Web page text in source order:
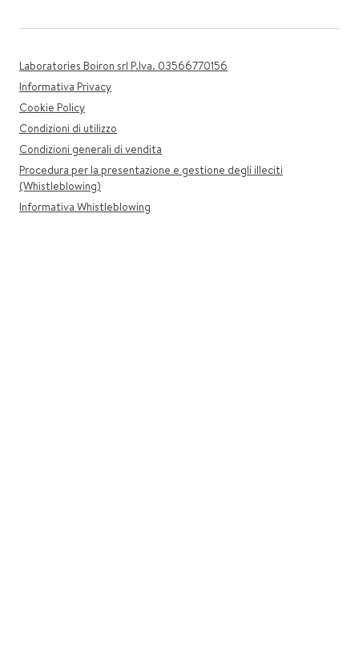
Laboratories Boiron srl P.Iva. 03566770156
Informativa Privacy
Cookie Policy
Condizioni di utilizzo
Condizioni generali di vendita
Procedura per la presentazione e gestione degli illeciti
(Whistleblowing)
Informativa Whistleblowing